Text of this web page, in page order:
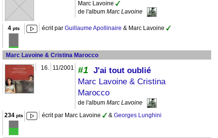
Marc Lavoine
de l'album Marc Lavoine
4pts écrit par Guillaume Apollinaire & Marc Lavoine
Marc Lavoine & Cristina Marocco
16.
11/2001 #1 J'ai tout oublié
Marc Lavoine & Cristina
Marocco
de l'album Marc Lavoine
234pts écrit par Marc Lavoine & Georges Lunghini